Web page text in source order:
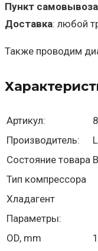
Пункт самовывоза
Доставка: любой
Также проводим
Артикул:
Производитель:
Состояние товара
Тип компрессора
Хладагент
Параметры:
OD, mm